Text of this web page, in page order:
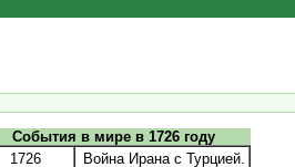
События в мире в 1726 году
1726
Война Ирана с Турцией.